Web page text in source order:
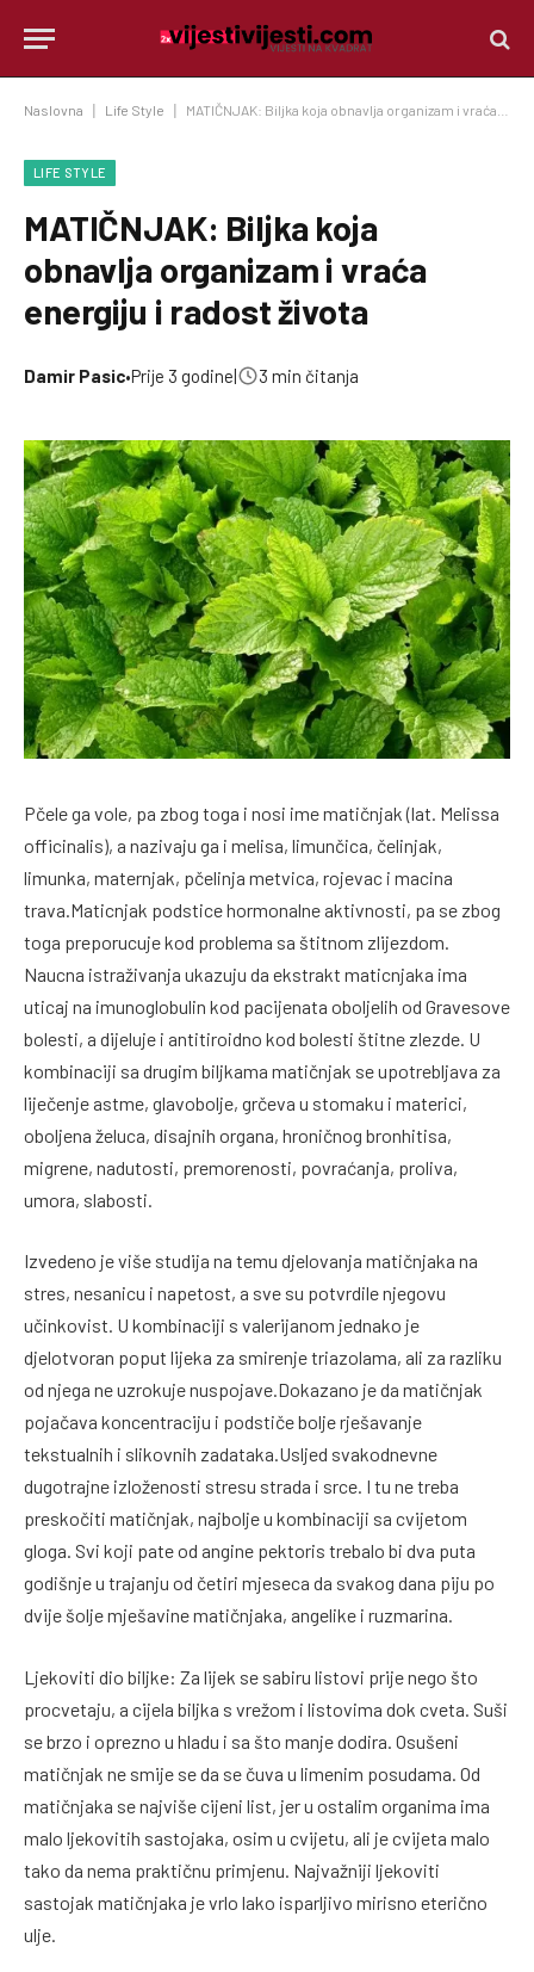
Naslovna Life Style MATIČNJAK: Biljka koja obnavlja organizam i vraća energiju i radost života
LIFE STYLE
MATIČNJAK: Biljka koja
obnavlja organizam i vraća
energiju i radost života
Damir Pasic•Prije 3 godine| 3 min čitanja
Pčele ga vole, pa zbog toga i nosi ime matičnjak (lat. Melissa
officinalis), a nazivaju ga i melisa, limunčica, čelinjak,
limunka, maternjak, pčelinja metvica, rojevac i macina
trava.Maticnjak podstice hormonalne aktivnosti, pa se zbog
toga preporucuje kod problema sa štitnom zlijezdom.
Naucna istraživanja ukazuju da ekstrakt maticnjaka ima
uticaj na imunoglobulin kod pacijenata oboljelih od Gravesove
bolesti, a dijeluje i antitiroidno kod bolesti štitne zlezde. U
kombinaciji sa drugim biljkama matičnjak se upotrebljava za
liječenje astme, glavobolje, grčeva u stomaku i materici,
oboljena želuca, disajnih organa, hroničnog bronhitisa,
migrene, nadutosti, premorenosti, povraćanja, proliva,
umora, slabosti.
Izvedeno je više studija na temu djelovanja matičnjaka na
stres, nesanicu i napetost, a sve su potvrdile njegovu
učinkovist. U kombinaciji s valerijanom jednako je
djelotvoran poput lijeka za smirenje triazolama, ali za razliku
od njega ne uzrokuje nuspojave.Dokazano je da matičnjak
pojačava koncentraciju i podstiče bolje rješavanje
tekstualnih i slikovnih zadataka.Usljed svakodnevne
dugotrajne izloženosti stresu strada i srce. I tu ne treba
preskočiti matičnjak, najbolje u kombinaciji sa cvijetom
gloga. Svi koji pate od angine pektoris trebalo bi dva puta
godišnje u trajanju od četiri mjeseca da svakog dana piju po
dvije šolje mješavine matičnjaka, angelike i ruzmarina.
Ljekoviti dio biljke: Za lijek se sabiru listovi prije nego što
procvetaju, a cijela biljka s vrežom i listovima dok cveta. Suši
se brzo i oprezno u hladu i sa što manje dodira. Osušeni
matičnjak ne smije se da se čuva u limenim posudama. Od
matičnjaka se najviše cijeni list, jer u ostalim organima ima
malo ljekovitih sastojaka, osim u cvijetu, ali je cvijeta malo
tako da nema praktičnu primjenu. Najvažniji ljekoviti
sastojak matičnjaka je vrlo lako isparljivo mirisno eterično
ulje.